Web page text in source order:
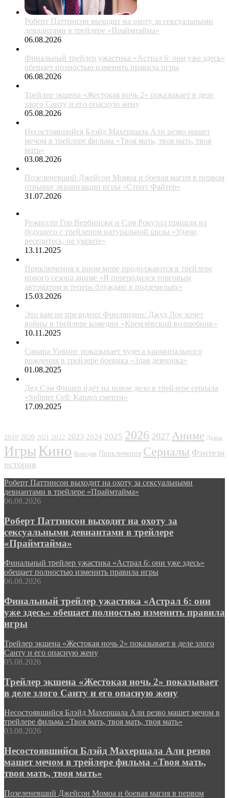
Роберт Паттинсон выходит на охоту за сексуальными
девиантами в трейлере «Праймтайма»
06.08.2026
Финальный трейлер ужастика «Астрал 6: они уже здесь»
обещает полностью изменить правила игры
06.08.2026
Трейлер экшена «Жестокая ночь 2» показывает в деле
злого Санту и его опасную жену
05.08.2026
Несостоявшийся Блэйд Махершала Али резво машет
мечом в трейлере фильма «Твоя мать, твоя мать, твоя
мать»
03.08.2026
Позеленевший Джейсон Момоа и боевая магия в первом
отрывке экранизации игры «Стрит Файтер»
31.07.2026
Режиссёр Гор Вербински и Сэм Рокуэлл пришли из
будущего с трейлером натуральной шизы «Удачи,
веселитесь, не умрите»
13.11.2025
Приключения в ином мире продолжаются в трейлере
нового сезона аниме «Я переродился торговым
автоматом и теперь блуждаю в подземельях»
15.03.2026
Это вам не президент Финляндии: Джуд Лоу хочет
войны в трейлере комедии «Кремлёвский волшебник»
10.11.2025
Самара Уивинг показывает чудеса криминального
вождения в трейлере боевика «Злая девчонка»
01.08.2025
Дед Сэм Фишер идёт на новое дело в трейлере сериала
«Splinter Cell: Караул смерти»
17.09.2025
2019 2020 2021 2022 2023 2024 2025 2026 2027 Аниме Драма
Игры Кино Комедия Приключения Сериалы Фэнтези
история
Роберт Паттинсон выходит на охоту за сексуальными
девиантами в трейлере «Праймтайма»
06.08.2026
Роберт Паттинсон выходит на охоту за
сексуальными девиантами в трейлере
«Праймтайма»
Финальный трейлер ужастика «Астрал 6: они уже здесь»
обещает полностью изменить правила игры
06.08.2026
Финальный трейлер ужастика «Астрал 6: они
уже здесь» обещает полностью изменить правила
игры
Трейлер экшена «Жестокая ночь 2» показывает в деле злого
Санту и его опасную жену
05.08.2026
Трейлер экшена «Жестокая ночь 2» показывает
в деле злого Санту и его опасную жену
Несостоявшийся Блэйд Махершала Али резво машет мечом в
трейлере фильма «Твоя мать, твоя мать, твоя мать»
03.08.2026
Несостоявшийся Блэйд Махершала Али резво
машет мечом в трейлере фильма «Твоя мать,
твоя мать, твоя мать»
Позеленевший Джейсон Момоа и боевая магия в первом